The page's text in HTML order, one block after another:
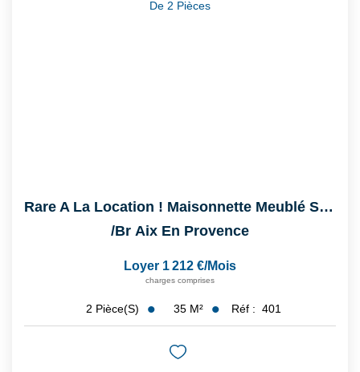
Rare A La Location ! Maisonnette Meublé Sur Aix En Provence...
/br Aix En Provence
Loyer 1 212 €/mois
charges comprises
2 Pièce(s) 35 M² Réf : 401